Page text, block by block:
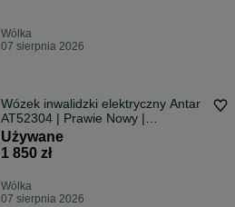
Wólka
07 sierpnia 2026
Wózek inwalidzki elektryczny Antar
AT52304 | Prawie Nowy |
TRANSPORT LUBLIN
Używane
1 850 zł
Wólka
07 sierpnia 2026